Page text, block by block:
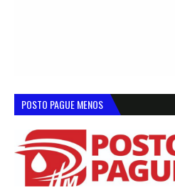
POSTO PAGUE MENOS